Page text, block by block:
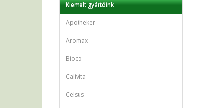
Kiemelt gyártóink
Apotheker
Aromax
Bioco
Calivita
Celsus